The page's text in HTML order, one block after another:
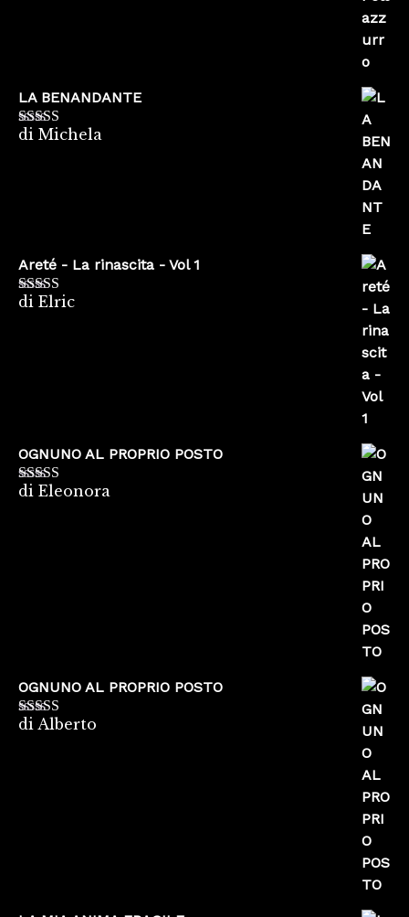
LA BENANDANTE
Valutato5su
di Michela
Areté - La rinascita - Vol 1
Valutato5
di Elric
OGNUNO AL PROPRIO POSTO
Valutato5su
di Eleonora
OGNUNO AL PROPRIO POSTO
Valutato5su
di Alberto